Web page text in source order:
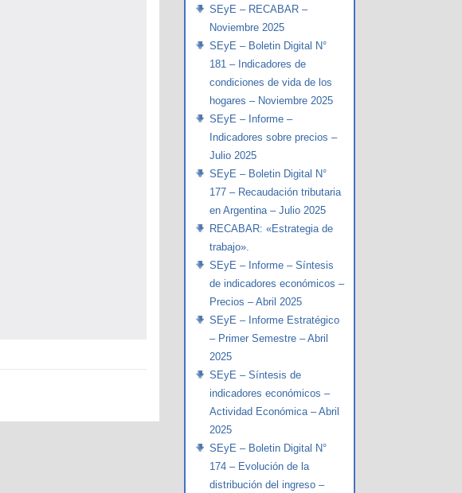
SEyE – RECABAR –
Noviembre 2025
SEyE – Boletin Digital N°
181 – Indicadores de
condiciones de vida de los
hogares – Noviembre 2025
SEyE – Informe –
Indicadores sobre precios –
Julio 2025
SEyE – Boletin Digital N°
177 – Recaudación tributaria
en Argentina – Julio 2025
RECABAR: «Estrategia de
trabajo».
SEyE – Informe – Síntesis
de indicadores económicos –
Precios – Abril 2025
SEyE – Informe Estratégico
– Primer Semestre – Abril
2025
SEyE – Síntesis de
indicadores económicos –
Actividad Económica – Abril
2025
SEyE – Boletin Digital N°
174 – Evolución de la
distribución del ingreso –